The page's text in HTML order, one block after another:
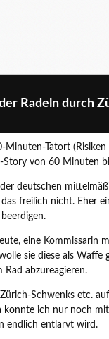
Radeln durch
Minuten-Tatort
Story von 60 Minuten
deutschen
freilich nicht. Eher
eine Kommissarin
sie diese als Waffe
abzureagieren.
Schwenks etc.
konnte ich nur noch
endlich entlarvt wird.